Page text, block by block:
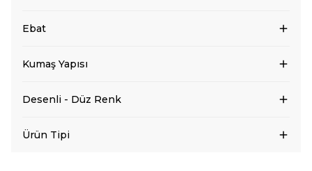
Ebat
Kumaş Yapısı
Desenli - Düz Renk
Ürün Tipi